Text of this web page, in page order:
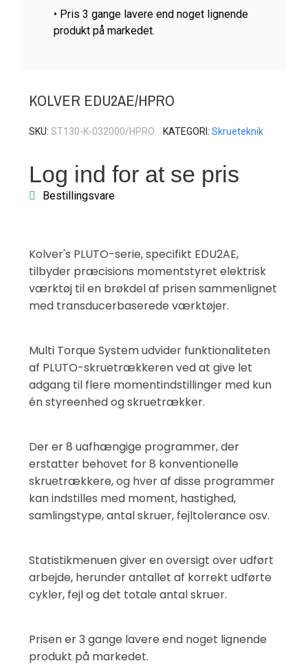
• Pris 3 gange lavere end noget lignende
produkt på markedet.
KOLVER EDU2AE/HPRO
SKU ST130-K-032000/HPRO KATEGORI Skrueteknik
Log ind for at se pris
Bestillingsvare
Kolver's PLUTO-serie, specifikt EDU2AE,
tilbyder præcisions momentstyret elektrisk
værktøj til en brøkdel af prisen sammenlignet
med transducerbaserede værktøjer.
Multi Torque System udvider funktionaliteten
af ​​PLUTO-skruetrækkeren ved at give let
adgang til flere momentindstillinger med kun
én styreenhed og skruetrækker.
Der er 8 uafhængige programmer, der
erstatter behovet for 8 konventionelle
skruetrækkere, og hver af disse programmer
kan indstilles med moment, hastighed,
samlingstype, antal skruer, fejltolerance osv.
Statistikmenuen giver en oversigt over udført
arbejde, herunder antallet af korrekt udførte
cykler, fejl og det totale antal skruer.
Prisen er 3 gange lavere end noget lignende
produkt på markedet.